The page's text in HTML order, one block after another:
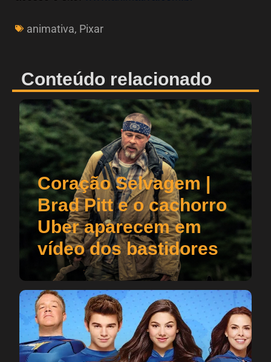
animativa, Pixar
Conteúdo relacionado
Coração Selvagem |
Brad Pitt e o cachorro
Uber aparecem em
vídeo dos bastidores